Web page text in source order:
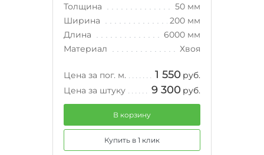
Толщина
50 мм
Ширина
200 мм
Длина
6000 мм
Материал
Хвоя
Цена за пог. м. 1 550 руб.
Цена за штуку
9 300 руб.
В корзину
Купить в 1 клик